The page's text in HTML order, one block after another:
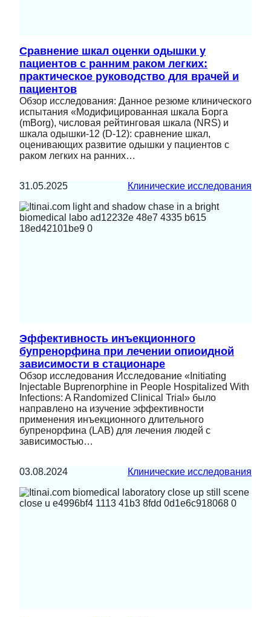
Сравнение шкал оценки одышки у
пациентов с ранним раком легких:
практическое руководство для врачей и
пациентов
Обзор исследования: Данное резюме клинического
испытания «Модифицированная шкала Борга
(mBorg), числовая рейтинговая шкала (NRS) и
шкала одышки-12 (D-12): сравнение шкал,
оценивающих развитие одышки у пациентов с
раком легких на ранних…
31.05.2025 Клинические исследования
Эффективность инъекционного
бупренорфина при лечении опиоидной
зависимости в стационаре
Обзор исследования Исследование «Initiating
Injectable Buprenorphine in People Hospitalized With
Infections: A Randomized Clinical Trial» было
направлено на изучение эффективности
применения инъекционного длительного
бупренорфина (LAB) для лечения людей с
зависимостью…
03.08.2024 Клинические исследования